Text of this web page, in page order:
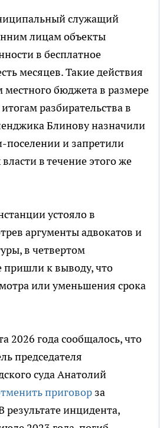
служащий
лицам объекты
в бесплатное
месяцев. Такие действия
бюджета в размере
разбирательства в
Блинову назначили
поселении и запретили
в течение этого же
устояло в
аргументы адвокатов и
в четвертом
пришли к выводу, что
или уменьшения срока
2026 года сообщалось, что
председателя
суда Анатолий
приговор за
результате инцидента,